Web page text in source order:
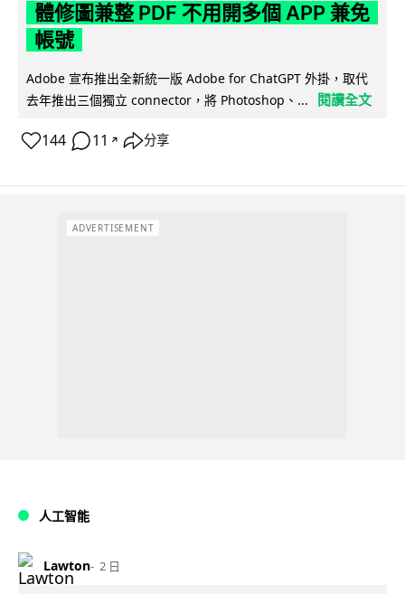
體修圖兼整 PDF 不用開多個 APP 兼免
帳號
Adobe 宣布推出全新統一版 Adobe for ChatGPT 外掛，取代
去年推出三個獨立 connector，將 Photoshop、...
閱讀全文
144 11 ↗ 分享
ADVERTISEMENT
人工智能
Lawton 2 日